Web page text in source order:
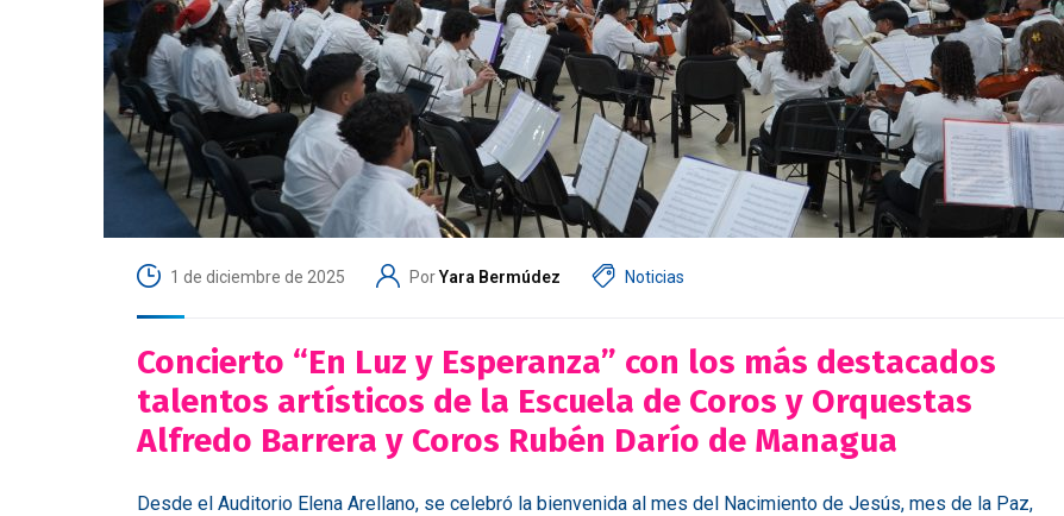
1 de diciembre de 2025 PorYara Bermúdez Noticias
Concierto “En Luz y Esperanza” con los más destacados
talentos artísticos de la Escuela de Coros y Orquestas
Alfredo Barrera y Coros Rubén Darío de Managua
Desde el Auditorio Elena Arellano, se celebró la bienvenida al mes del Nacimiento de Jesús, mes de la Paz,